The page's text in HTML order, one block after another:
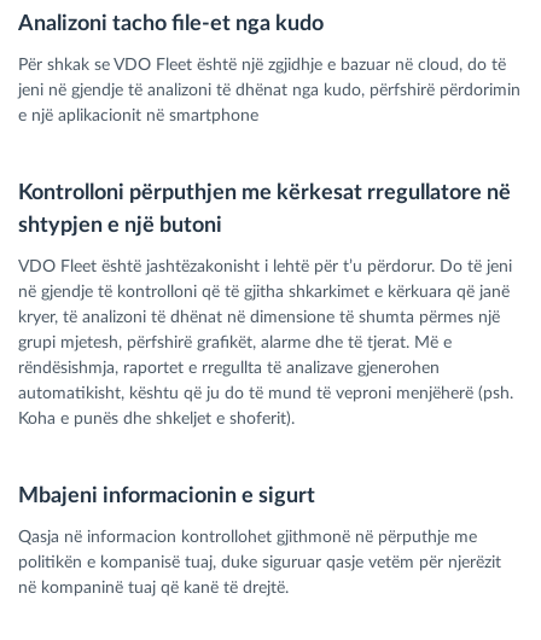
Analizoni tacho file-et nga kudo
Për shkak se VDO Fleet është një zgjidhje e bazuar në cloud, do të
jeni në gjendje të analizoni të dhënat nga kudo, përfshirë përdorimin
e një aplikacionit në smartphone
Kontrolloni përputhjen me kërkesat rregullatore në
shtypjen e një butoni
VDO Fleet është jashtëzakonisht i lehtë për t’u përdorur. Do të jeni
në gjendje të kontrolloni që të gjitha shkarkimet e kërkuara që janë
kryer, të analizoni të dhënat në dimensione të shumta përmes një
grupi mjetesh, përfshirë grafikët, alarme dhe të tjerat. Më e
rëndësishmja, raportet e rregullta të analizave gjenerohen
automatikisht, kështu që ju do të mund të veproni menjëherë (psh.
Koha e punës dhe shkeljet e shoferit).
Mbajeni informacionin e sigurt
Qasja në informacion kontrollohet gjithmonë në përputhje me
politikën e kompanisë tuaj, duke siguruar qasje vetëm për njerëzit
në kompaninë tuaj që kanë të drejtë.